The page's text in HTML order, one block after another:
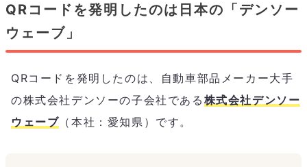
QRコードを発明したのは日本の「デンソー
ウェーブ」
QRコードを発明したのは、自動車部品メーカー大手
の株式会社デンソーの子会社である 株式会社デンソー
ウェーブ （本社：愛知県）です。